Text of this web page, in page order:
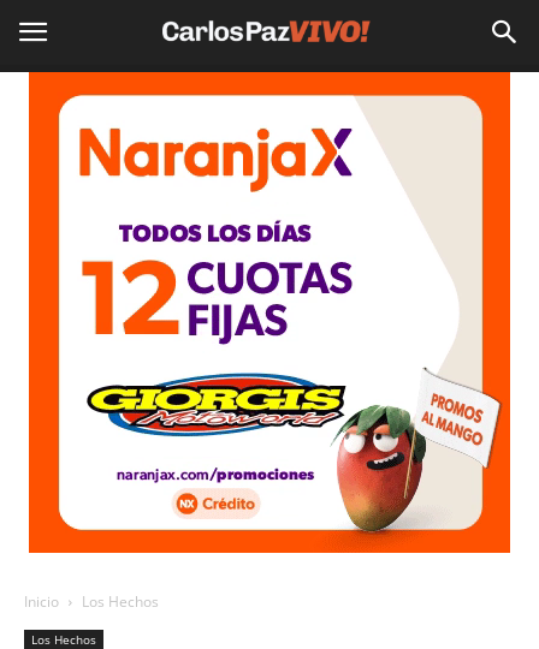
Inicio Los Hechos
Los Hechos